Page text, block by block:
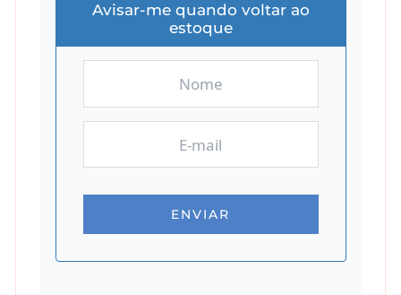
Avisar-me quando voltar ao
estoque